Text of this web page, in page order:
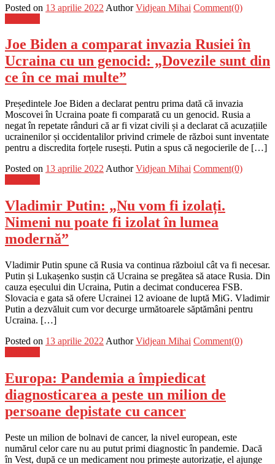
Posted on 13 aprilie 2022 Author Vidjean Mihai Comment(0)
Joe Biden a comparat invazia Rusiei în
Ucraina cu un genocid: „Dovezile sunt din
ce în ce mai multe”
Președintele Joe Biden a declarat pentru prima dată că invazia
Moscovei în Ucraina poate fi comparată cu un genocid. Rusia a
negat în repetate rânduri că ar fi vizat civili și a declarat că acuzațiile
ucrainenilor și occidentalilor privind crimele de război sunt inventate
pentru a discredita forțele rusești. Putin a spus că negocierile de […]
Posted on 13 aprilie 2022 Author Vidjean Mihai Comment(0)
Vladimir Putin: „Nu vom fi izolați.
Nimeni nu poate fi izolat în lumea
modernă”
Vladimir Putin spune că Rusia va continua războiul cât va fi necesar.
Putin și Lukașenko susțin că Ucraina se pregătea să atace Rusia. Din
cauza eșecului din Ucraina, Putin a decimat conducerea FSB.
Slovacia e gata să ofere Ucrainei 12 avioane de luptă MiG. Vladimir
Putin a dezvăluit cum vor decurge următoarele săptămâni pentru
Ucraina. […]
Posted on 13 aprilie 2022 Author Vidjean Mihai Comment(0)
Europa: Pandemia a împiedicat
diagnosticarea a peste un milion de
persoane depistate cu cancer
Peste un milion de bolnavi de cancer, la nivel european, este
numărul celor care nu au putut primi diagnostic în pandemie. Dacă
în Vest, după ce un medicament nou primește autorizație, el ajunge